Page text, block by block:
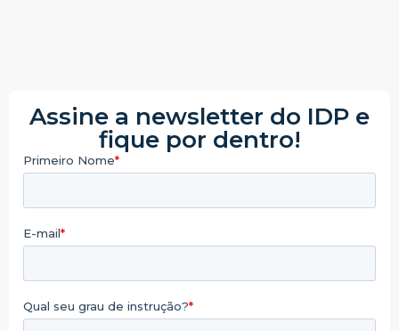
Assine a newsletter do IDP e
fique por dentro!